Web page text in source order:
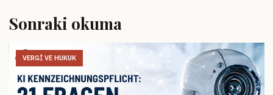
Sonraki okuma
VERGI VE HUKUK